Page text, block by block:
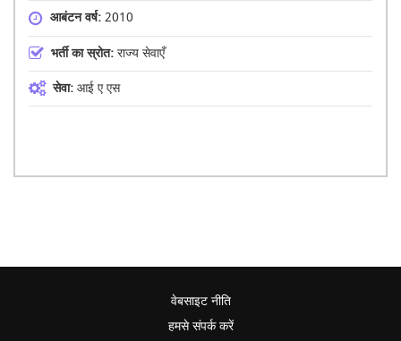
आबंटन वर्ष:2010
भर्ती का स्रोत:राज्य सेवाएँ
सेवा:आई ए एस
वेबसाइट नीति
हमसे संपर्क करें